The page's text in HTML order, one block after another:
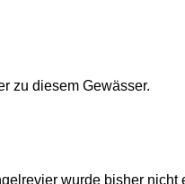
zu diesem Gewässer.
wurde bisher nicht